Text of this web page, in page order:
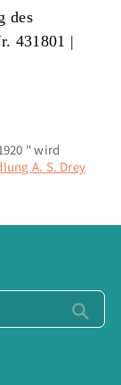
des
431801 |
" wird
A. S. Drey